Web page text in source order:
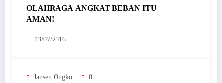
OLAHRAGA ANGKAT BEBAN ITU
AMAN!
13/07/2016
Jansen Ongko 0